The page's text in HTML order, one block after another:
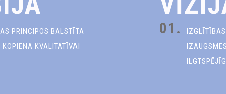
PRINCIPOS BALSTĪTA
KVALITATĪVAI
01.